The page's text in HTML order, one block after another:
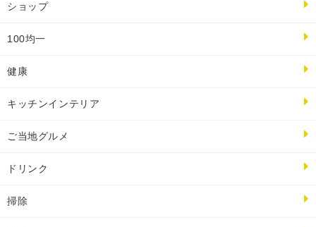
ショップ
100均一
健康
キッチンインテリア
ご当地グルメ
ドリンク
掃除